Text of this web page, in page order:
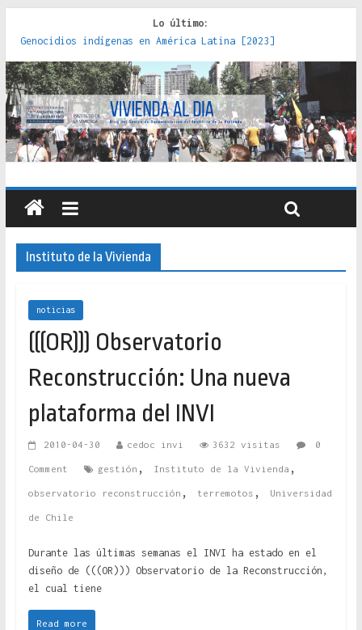
Lo último:
Genocidios indígenas en América Latina [2023]
Estudios sobre la espacialización de los Estados :
políticas, prácticas y representaciones [2022]
Donde el pedernal choca con el acero : hacia una teoría
crítica de las fronteras latinoamericanas [2020]
Criterios técnicos para una vivienda adecuada [2019]
Red de consultorios de la Caja del Seguro Obrero en
Santiago : un patrimonio emblemático [2014]
Instituto de la Vivienda
noticias
(((OR))) Observatorio
Reconstrucción: Una nueva
plataforma del INVI
2010-04-30 cedoc invi 3632 visitas 0
Comment gestión , Instituto de la Vivienda ,
observatorio reconstrucción , terremotos , Universidad
de Chile
Durante las últimas semanas el INVI ha estado en el
diseño de (((OR))) Observatorio de la Reconstrucción,
el cual tiene
Read more